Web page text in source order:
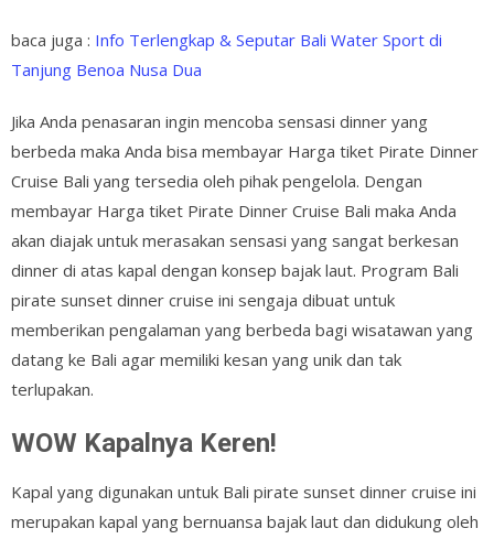
baca juga : Info Terlengkap & Seputar Bali Water Sport di
Tanjung Benoa Nusa Dua
Jika Anda penasaran ingin mencoba sensasi dinner yang
berbeda maka Anda bisa membayar Harga tiket Pirate Dinner
Cruise Bali yang tersedia oleh pihak pengelola. Dengan
membayar Harga tiket Pirate Dinner Cruise Bali maka Anda
akan diajak untuk merasakan sensasi yang sangat berkesan
dinner di atas kapal dengan konsep bajak laut. Program Bali
pirate sunset dinner cruise ini sengaja dibuat untuk
memberikan pengalaman yang berbeda bagi wisatawan yang
datang ke Bali agar memiliki kesan yang unik dan tak
terlupakan.
WOW Kapalnya Keren!
Kapal yang digunakan untuk Bali pirate sunset dinner cruise ini
merupakan kapal yang bernuansa bajak laut dan didukung oleh